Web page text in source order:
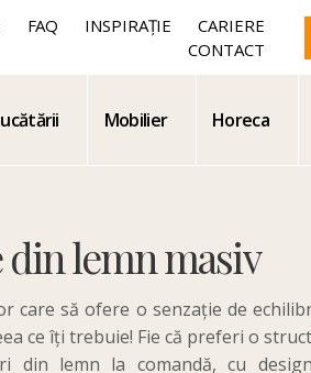
FAQ INSPIRAȚIE
CARIERE
CONTACT
Mobilier Horeca
lemn masiv
care să ofere o senzație de
ce îți trebuie! Fie că preferi o
din lemn la comandă, cu